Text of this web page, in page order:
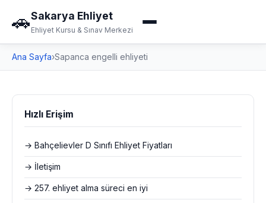
🚗Sakarya Ehliyet
Ehliyet Kursu & Sınav Merkezi
Ana Sayfa›Sapanca engelli ehliyeti
Hızlı Erişim
→ Bahçelievler D Sınıfı Ehliyet Fiyatları
→ İletişim
→ 257. ehliyet alma süreci en iyi